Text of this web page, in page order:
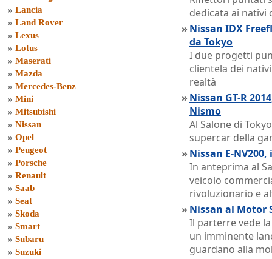
» Lancia
» Land Rover
» Lexus
» Lotus
» Maserati
» Mazda
» Mercedes-Benz
» Mini
» Mitsubishi
» Nissan
» Opel
» Peugeot
» Porsche
» Renault
» Saab
» Seat
» Skoda
» Smart
» Subaru
» Suzuki
dedicata ai nativi
» Nissan IDX
da Tokyo
I due progetti
clientela dei
realtà
» Nissan GT-R
Nismo
Al Salone di
supercar della
» Nissan E-
In anteprima al
veicolo
rivoluzionario e
» Nissan al Motor
Il parterre vede
un imminente
guardano alla